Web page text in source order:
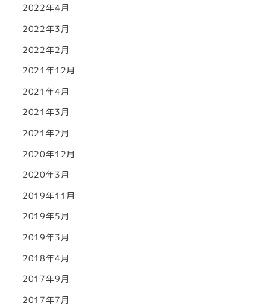
2022年4月
2022年3月
2022年2月
2021年12月
2021年4月
2021年3月
2021年2月
2020年12月
2020年3月
2019年11月
2019年5月
2019年3月
2018年4月
2017年9月
2017年7月